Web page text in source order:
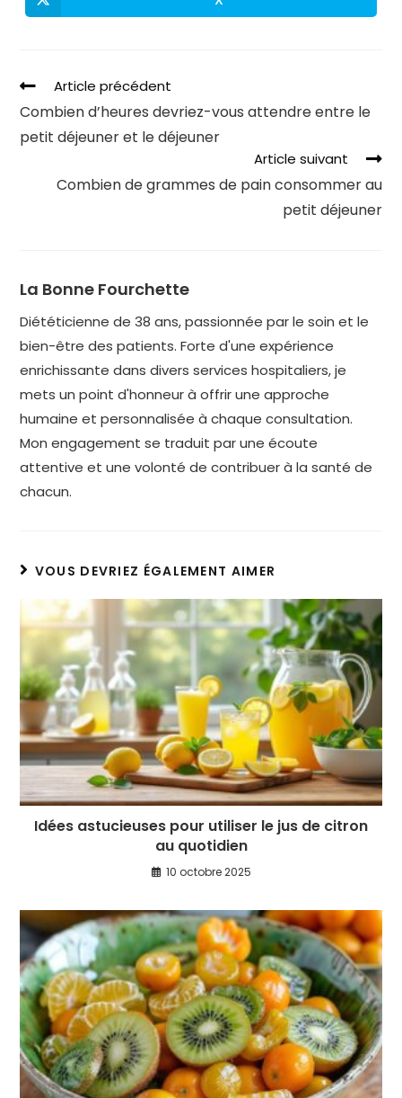
Article précédent
Combien d’heures devriez-vous attendre entre le
petit déjeuner et le déjeuner
Article suivant
Combien de grammes de pain consommer au
petit déjeuner
La Bonne Fourchette
Diététicienne de 38 ans, passionnée par le soin et le
bien-être des patients. Forte d'une expérience
enrichissante dans divers services hospitaliers, je
mets un point d'honneur à offrir une approche
humaine et personnalisée à chaque consultation.
Mon engagement se traduit par une écoute
attentive et une volonté de contribuer à la santé de
chacun.
VOUS DEVRIEZ ÉGALEMENT AIMER
Idées astucieuses pour utiliser le jus de citron
au quotidien
10 octobre 2025